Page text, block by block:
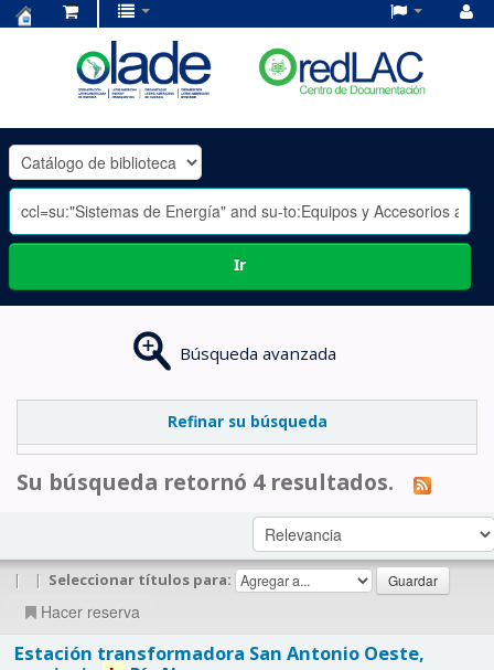
OLADE
-
Ir
Búsqueda avanzada
Refinar su búsqueda
Su búsqueda retornó 4 resultados.
| | Seleccionar títulos para:
Hacer reserva
Estación transformadora San Antonio Oeste,